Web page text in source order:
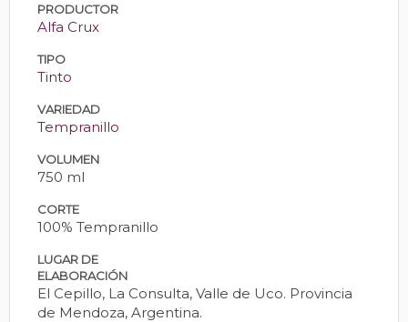
PRODUCTOR
Alfa Crux
TIPO
Tinto
VARIEDAD
Tempranillo
VOLUMEN
750 ml
CORTE
100% Tempranillo
LUGAR DE
ELABORACIÓN
El Cepillo, La Consulta, Valle de Uco. Provincia
de Mendoza, Argentina.